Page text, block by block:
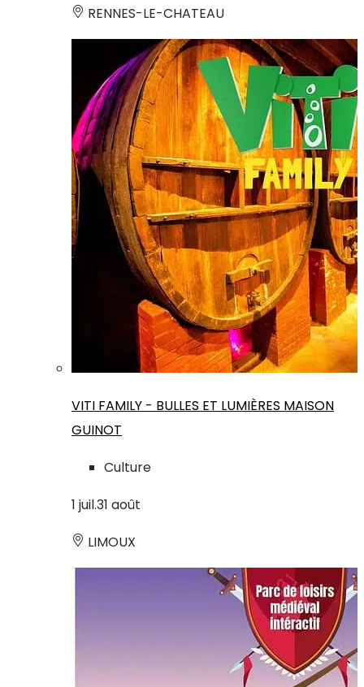
RENNES-LE-CHATEAU
VITI FAMILY - BULLES ET LUMIÈRES MAISON
GUINOT
Culture
1 juil.31 août
LIMOUX